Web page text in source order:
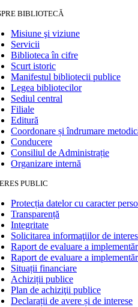
BIBLIOTECĂ
Misiune şi viziune
Servicii
Biblioteca în cifre
Scurt istoric
Manifestul bibliotecii publice
Legea bibliotecilor
Sediul central
Filiale
Editură
Coordonare și îndrumare
Conducere
Consiliul de Administrație
Organizare internă
PUBLIC
Protecția datelor cu caracter
Transparență
Integritate
Solicitarea informaţiilor de
Raport de evaluare a
Raport de evaluare a
Situații financiare
Achiziții publice
Plan de achiziţii publice
Declarații de avere și de interese